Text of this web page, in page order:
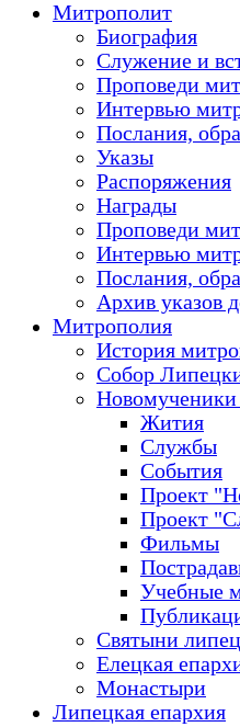
Митрополит
Биография
Служение и
Проповеди
Интервью
Послания,
Указы
Распоряжения
Награды
Проповеди
Интервью
Послания,
Архив указов
Митрополия
История
Собор
Жития
Службы
События
Проект
Проект
Фильмы
Учебные
Святыни
Елецкая
Монастыри
Липецкая епархия